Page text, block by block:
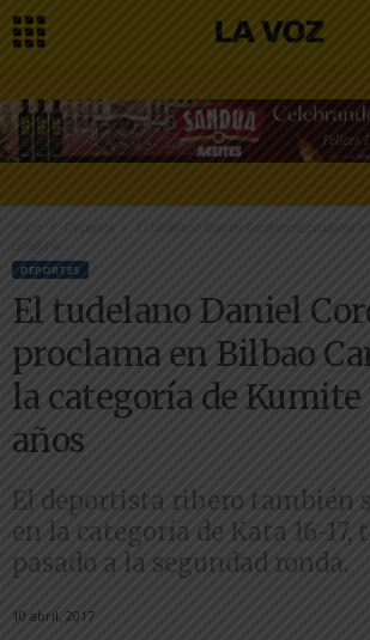
Inicio
El tudelano Daniel Cordero se proclama
categoría...
DEPORTES
El tudelano Daniel
proclama en Bilbao
la categoría de Kumite
años
El deportista ribero también
en la categoría de Kata 16-17,
pasado a la segundad ronda.
10 abril, 2017